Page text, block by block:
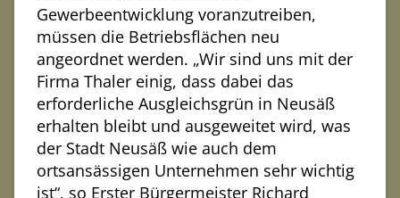
Gewerbeentwicklung voranzutreiben,
müssen die Betriebsflächen neu
angeordnet werden. „Wir sind uns mit der
Firma Thaler einig, dass dabei das
erforderliche Ausgleichsgrün in Neusäß
erhalten bleibt und ausgeweitet wird, was
der Stadt Neusäß wie auch dem
ortsansässigen Unternehmen sehr wichtig
ist“, so Erster Bürgermeister Richard